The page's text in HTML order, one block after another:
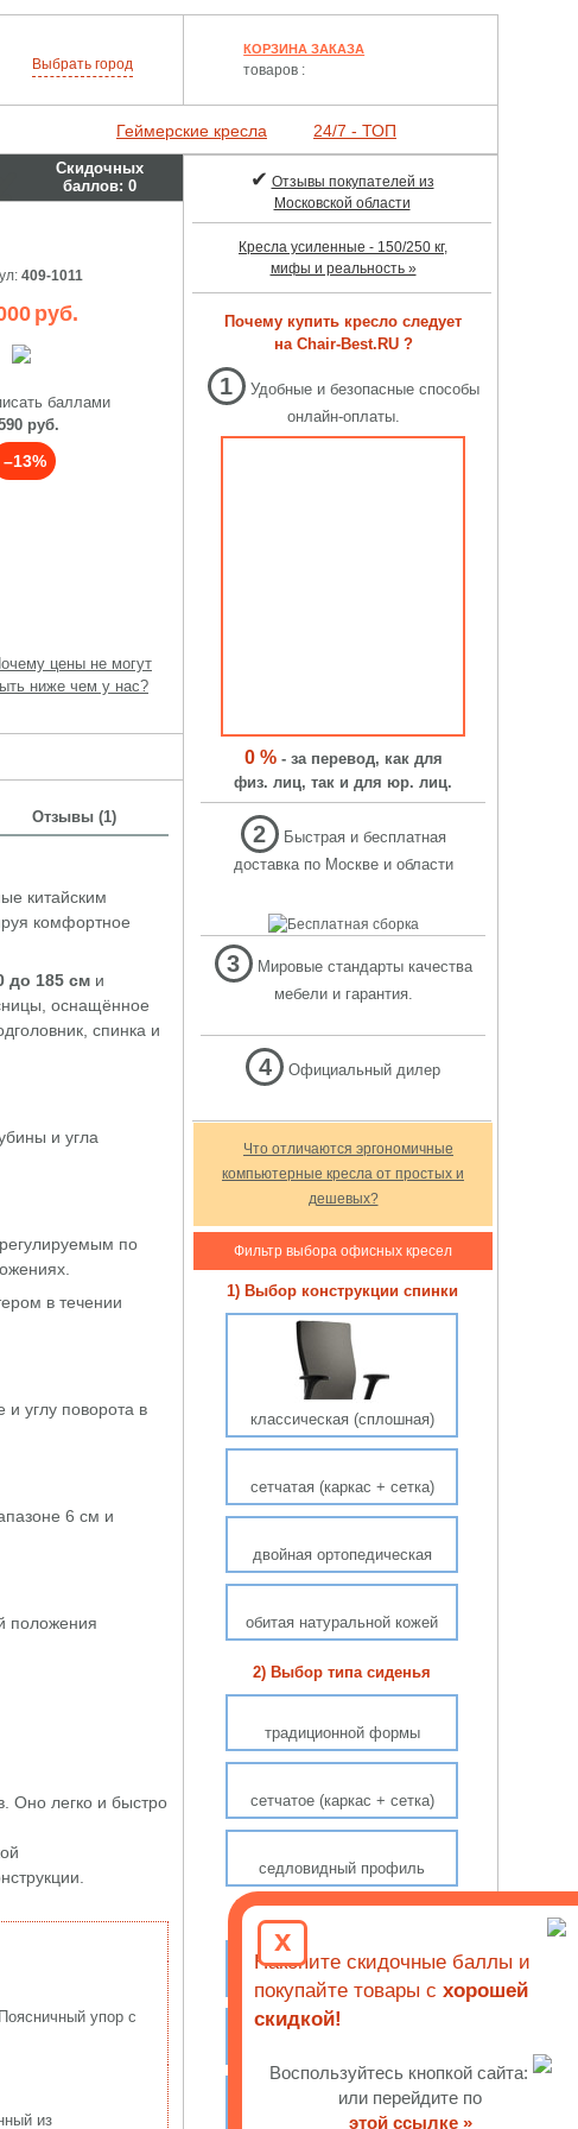
Выбрать город
КОРЗИНА ЗАКАЗА
товаров :
Геймерские кресла 24/7 - ТОП
Скидочных
баллов: 0
цены не могут
ниже чем у нас?
409-1011
руб.
баллами
руб.
–13%
Отзывы (1)
китайским
комфортное
до 185 см и
оснащённое
спинка и
и угла
по
в течении
углу поворота в
6 см и
положения
Оно легко и быстро
упор с
из
✔ Отзывы покупателей из
Московской области
Кресла усиленные - 150/250 кг,
мифы и реальность »
Почему купить кресло следует
на Chair-Best.RU ?
1
Удобные и безопасные способы
онлайн-оплаты.
0 %- за перевод, как для
физ. лиц, так и для юр. лиц.
2
Быстрая и бесплатная
доставка по Москве и области
3
Мировые стандарты качества
мебели и гарантия.
4 Официальный дилер
Что отличаются эргономичные
компьютерные кресла от простых и
дешевых?
Фильтр выбора офисных кресел
1) Выбор конструкции спинки
классическая (сплошная)
сетчатая (каркас + сетка)
двойная ортопедическая
обитая натуральной кожей
2) Выбор типа сиденья
традиционной формы
сетчатое (каркас + сетка)
седловидный профиль
3) С какими регулировками
настройка высоты спинки
глубина сиденья (слайдер)
x
Накопите скидочные баллы и
покупайте товары с хорошей
скидкой!
Воспользуйтесь кнопкой сайта:
или перейдите по
этой ссылке »